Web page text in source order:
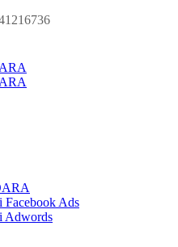
Facebook Ads
Adwords